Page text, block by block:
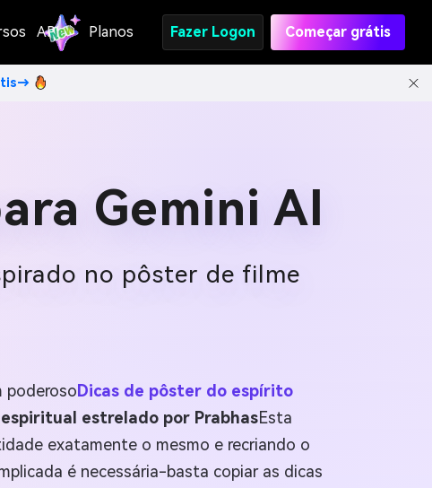
API Planos Fazer Logon Começar grátis
Gemini AI
no pôster de filme
poderosoDicas de pôster do espírito
estrelado por PrabhasEsta
exatamente o mesmo e recriando o
é necessária-basta copiar as dicas